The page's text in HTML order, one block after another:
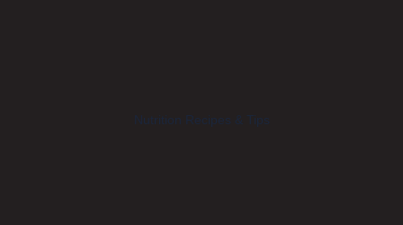
Nutrition Recipes & Tips